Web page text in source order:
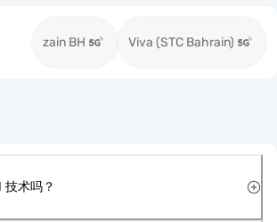
zain BH Viva (STC Bahrain)
技术吗？